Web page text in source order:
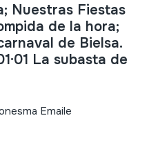
Nuestras Fiestas
de la hora;
carnaval de Bielsa.
La subasta de
Emaile